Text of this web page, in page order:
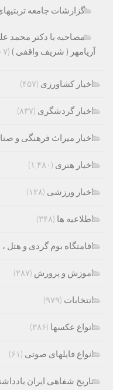
گزارشات جامعه
مصاحبه با دکتر محمد
آریامهر ( شریف واقفی ) (۱۰۷)
اخبار کشاورزی (۴۵۷)
اخبار گردشگری (۸۳۷)
اخبار میراث فرهنگی و
اخبار هنری (۱,۴۸۰)
اخبار ورزشی (۱۲۸)
اطلاعیه ها (۳۴۸)
اقامتگاه بوم گردی و هتل
اموزش و پرورش (۲۸۷)
انتخابات (۹۷۹)
انواع عکسها (۳۸۶)
انواع فایلهای صوتی (۶۱)
تاریخ شفاهی ایران